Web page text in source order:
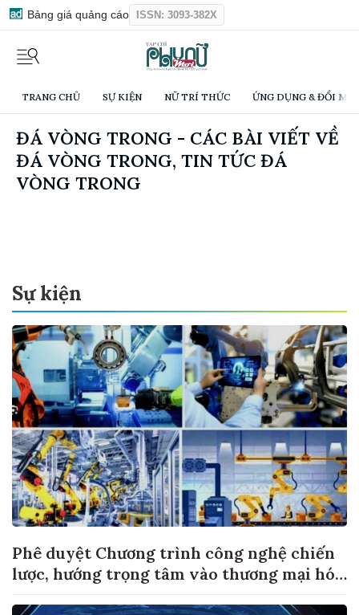
Bảng giá quảng cáo ISSN: 3093-382X
TRANG CHỦ SỰ KIỆN NỮ TRÍ THỨC ỨNG DỤNG & ĐỔI
ĐÁ VÒNG TRONG - CÁC BÀI VIẾT VỀ
ĐÁ VÒNG TRONG, TIN TỨC ĐÁ
VÒNG TRONG
Sự kiện
Phê duyệt Chương trình công nghệ chiến
lược, hướng trọng tâm vào thương mại hóa